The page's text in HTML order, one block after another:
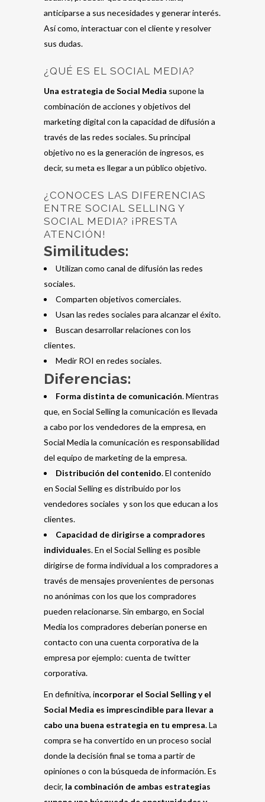
anticiparse a sus necesidades y generar interés.
Así como, interactuar con el cliente y resolver
sus dudas.
¿QUÉ ES EL SOCIAL MEDIA?
Una estrategia de Social Media supone la
combinación de acciones y objetivos del
marketing digital con la capacidad de difusión a
través de las redes sociales. Su principal
objetivo no es la generación de ingresos, es
decir, su meta es llegar a un público objetivo.
¿CONOCES LAS DIFERENCIAS
ENTRE SOCIAL SELLING Y
SOCIAL MEDIA? ¡PRESTA
ATENCIÓN!
Similitudes:
Utilizan como canal de difusión las redes
sociales.
Comparten objetivos comerciales.
Usan las redes sociales para alcanzar el éxito.
Buscan desarrollar relaciones con los
clientes.
Medir ROI en redes sociales.
Diferencias:
Forma distinta de comunicación. Mientras
que, en Social Selling la comunicación es llevada
a cabo por los vendedores de la empresa, en
Social Media la comunicación es responsabilidad
del equipo de marketing de la empresa.
Distribución del contenido. El contenido
en Social Selling es distribuido por los
vendedores sociales y son los que educan a los
clientes.
Capacidad de dirigirse a compradores
individuales. En el Social Selling es posible
dirigirse de forma individual a los compradores a
través de mensajes provenientes de personas
no anónimas con los que los compradores
pueden relacionarse. Sin embargo, en Social
Media los compradores deberían ponerse en
contacto con una cuenta corporativa de la
empresa por ejemplo: cuenta de twitter
corporativa.
En definitiva, incorporar el Social Selling y el
Social Media es imprescindible para llevar a
cabo una buena estrategia en tu empresa. La
compra se ha convertido en un proceso social
donde la decisión final se toma a partir de
opiniones o con la búsqueda de información. Es
decir, la combinación de ambas estrategias